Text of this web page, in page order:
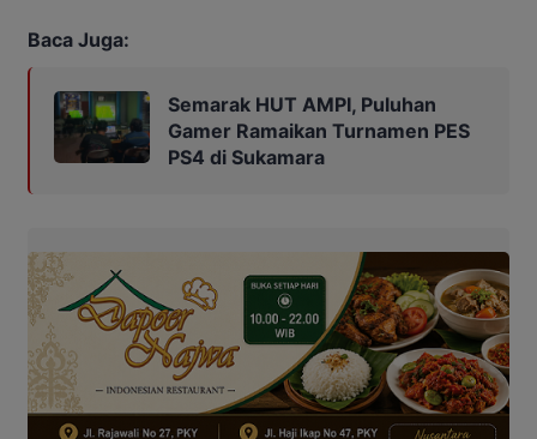
Baca Juga:
Semarak HUT AMPI, Puluhan
Gamer Ramaikan Turnamen PES
PS4 di Sukamara